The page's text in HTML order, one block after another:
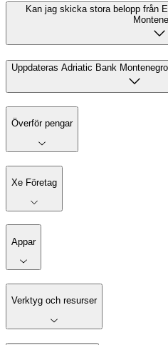
Kan jag skicka stora belopp från
Uppdateras Adriatic Bank
Överför pengar
Xe Företag
Appar
Verktyg och resurser